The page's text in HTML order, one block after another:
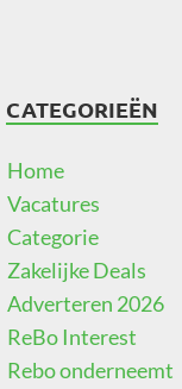
CATEGORIEËN
Home
Vacatures
Categorie
Zakelijke Deals
Adverteren 2026
ReBo Interest
Rebo onderneemt